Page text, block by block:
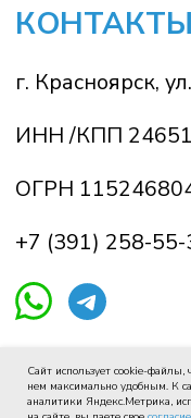
Сайт использует cookie-
нем максимально удобным. К
аналитики Яндекс.Метрика,